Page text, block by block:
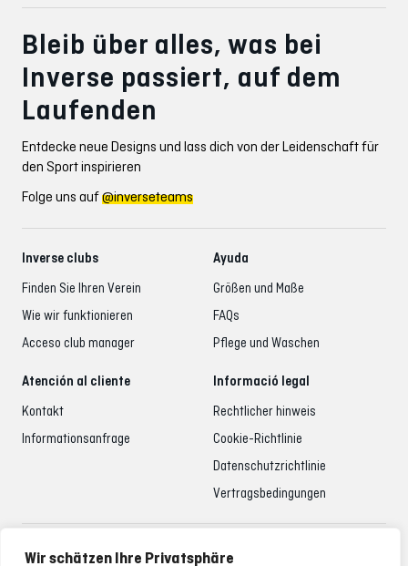
Wir schätzen Ihre Privatsphäre
Bleib über alles, was bei
Inverse passiert, auf dem
Laufenden
Entdecke neue Designs und lass dich von der Leidenschaft für
den Sport inspirieren
Folge uns auf@inverseteams
Inverse clubs
Finden Sie Ihren Verein
Wie wir funktionieren
Acceso club manager
Ayuda
Größen und Maße
FAQs
Pflege und Waschen
Atención al cliente
Kontakt
Informationsanfrage
Informació legal
Rechtlicher hinweis
Cookie-Richtlinie
Datenschutzrichtlinie
Vertragsbedingungen
Betreuung der Kunden